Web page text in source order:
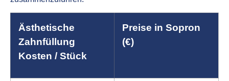
Ästhetische
Zahnfüllung
Kosten / Stück
Preise in Sopron
(€)